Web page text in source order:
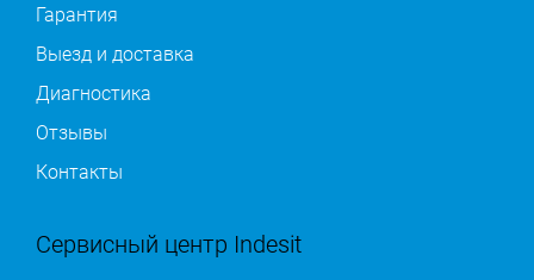
Гарантия
Выезд и доставка
Диагностика
Отзывы
Контакты
Сервисный центр Indesit